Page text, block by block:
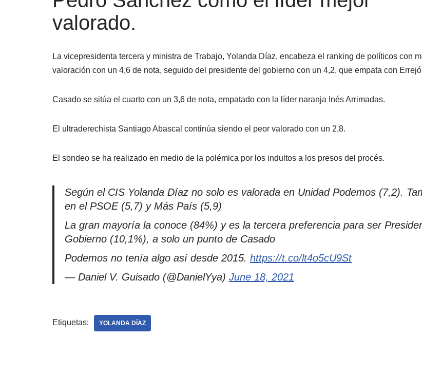
valorado.
La vicepresidenta tercera y ministra de Trabajo, Yolanda Díaz, encabeza el ranking de políticos con
valoración con un 4,6 de nota, seguido del presidente del gobierno con un 4,2, que empata con
Casado se sitúa el cuarto con un 3,6 de nota, empatado con la líder naranja Inés Arrimadas.
El ultraderechista Santiago Abascal continúa siendo el peor valorado con un 2,8.
El sondeo se ha realizado en medio de la polémica por los indultos a los presos del procés.
Según el CIS Yolanda Díaz no solo es valorada en Unidad Podemos (7,2).
en el PSOE (5,7) y Más País (5,9)
La gran mayoría la conoce (84%) y es la tercera preferencia para ser
Gobierno (10,1%), a solo un punto de Casado
Podemos no tenía algo así desde 2015. https://t.co/lt4o5cU9St
— Daniel V. Guisado (@DanielYya) June 18, 2021
Etiquetas: YOLANDA DÍAZ